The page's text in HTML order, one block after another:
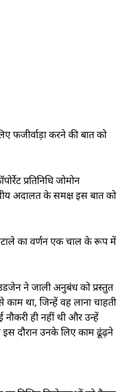
फजीर्वाड़ा करने की बात को
प्रतिनिधि जोमोन
अदालत के समक्ष इस बात को
का वर्णन एक चाल के रूप में
ने जाली अनुबंध को प्रस्तुत
था, जिन्हें वह लाना चाहती
ही नहीं थी और उन्हें
दौरान उनके लिए काम ढूंढ़ने